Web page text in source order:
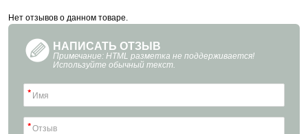
Нет отзывов о данном товаре.
НАПИСАТЬ ОТЗЫВ
Примечание: HTML разметка не поддерживается!
Используйте обычный текст.